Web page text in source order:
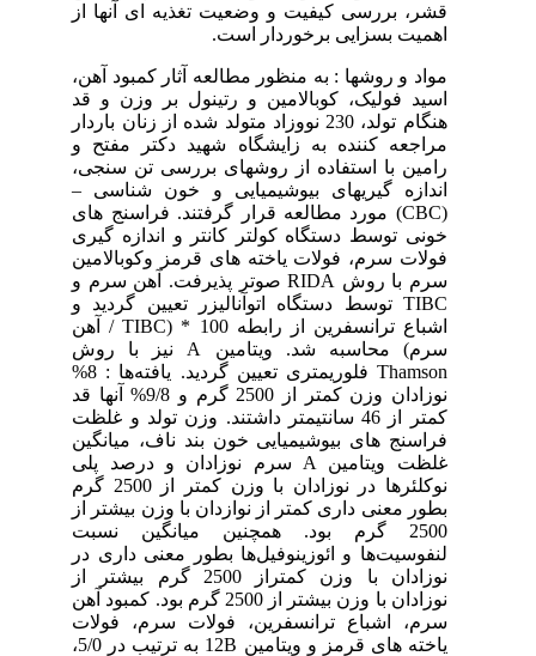
قشر، بررسی کیفیت و وضعیت تغذیه ای آنها از
اهمیت بسزایی برخوردار است.
مواد و روشها : به منظور مطالعه آثار کمبود آهن،
اسید فولیک، کوبالامین و رتینول بر وزن و قد
هنگام تولد، 230 نووزاد متولد شده از زنان باردار
مراجعه کننده به زایشگاه شهید دکتر مفتح و
رامین با استفاده از روشهای بررسی تن سنجی،
اندازه گیریهای بیوشیمیایی و خون شناسی –
(CBC) مورد مطالعه قرار گرفتند. فراسنج های
خونی توسط دستگاه کولتر کانتر و اندازه گیری
فولات سرم، فولات یاخته های قرمز وکوبالامین
سرم با روش RIDA صوتر پذیرفت. آهن سرم و
TIBC توسط دستگاه اتوآنالیزر تعیین گردید و
اشباع ترانسفرین از رابطه 100 * (TIBC / آهن
سرم) محاسبه شد. ویتامین A نیز با روش
Thamson فلوریمتری تعیین گردید. یافته‌ها : 8%
نوزادان وزن کمتر از 2500 گرم و 9/8% آنها قد
کمتر از 46 سانتیمتر داشتند. وزن تولد و غلظت
فراسنج های بیوشیمیایی خون بند ناف، میانگین
غلظت ویتامین A سرم نوزادان و درصد پلی
نوکلئرها در نوزادان با وزن کمتر از 2500 گرم
بطور معنی داری کمتر از نوازدان با وزن بیشتر از
2500 گرم بود. همچنین میانگین نسبت
لنفوسیت‌ها و ائوزینوفیل‌ها بطور معنی داری در
نوزادان با وزن کمتراز 2500 گرم بیشتر از
نوزادان با وزن بیشتر از 2500 گرم بود. کمبود آهن
سرم، اشباع ترانسفرین، فولات سرم، فولات
یاخته های قرمز و ویتامین 12B به ترتیب در 5/0،